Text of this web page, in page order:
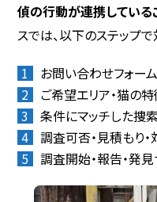
偵の行動が連携している
スでは、以下のステップ
お問い合わせフォー
ご希望エリア・猫の
条件にマッチした捜
調査可否・見積もり
調査開始・報告・発